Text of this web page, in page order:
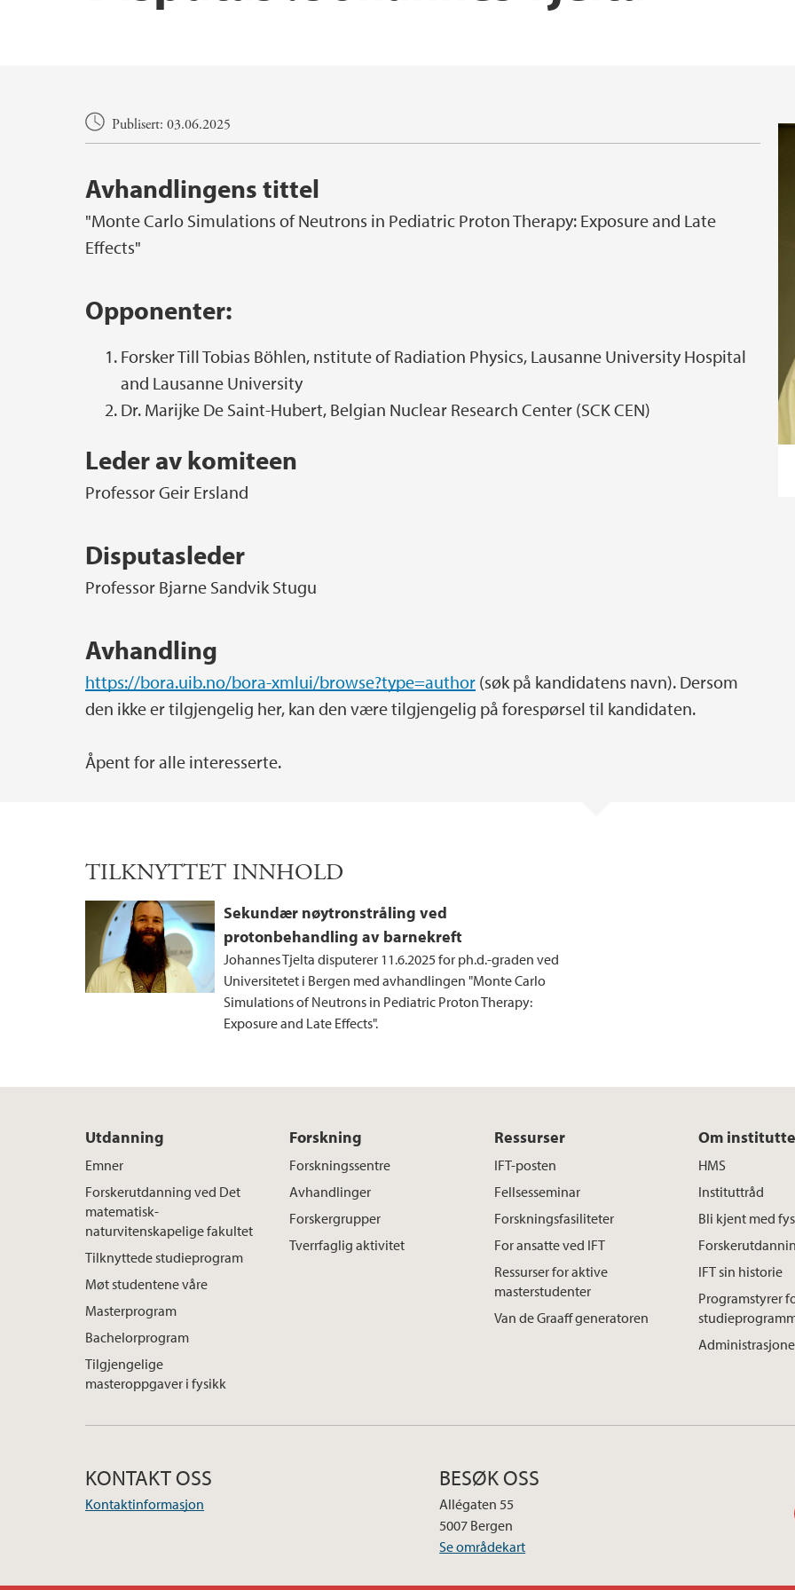
HovedinnholdPublisert: 03.06.2025
Avhandlingens tittel
"Monte Carlo Simulations of Neutrons in Pediatric Proton Therapy: Exposure and Late
Effects"
Opponenter:
Forsker Till Tobias Böhlen, nstitute of Radiation Physics, Lausanne University Hospital
and Lausanne University
Dr. Marijke De Saint-Hubert, Belgian Nuclear Research Center (SCK CEN)
Leder av komiteen
Professor Geir Ersland
Disputasleder
Professor Bjarne Sandvik Stugu
Avhandling
https://bora.uib.no/bora-xmlui/browse?type=author (søk på kandidatens navn). Dersom
den ikke er tilgjengelig her, kan den være tilgjengelig på forespørsel til kandidaten.
Åpent for alle interesserte.
TILKNYTTET INNHOLD
Sekundær nøytronstråling ved
protonbehandling av barnekreft
Johannes Tjelta disputerer 11.6.2025 for ph.d.-graden ved
Universitetet i Bergen med avhandlingen "Monte Carlo
Simulations of Neutrons in Pediatric Proton Therapy:
Exposure and Late Effects".
Utdanning
Emner
Forskerutdanning ved Det
matematisk-
naturvitenskapelige fakultet
Tilknyttede studieprogram
Møt studentene våre
Masterprogram
Bachelorprogram
Tilgjengelige
masteroppgaver i fysikk
Forskning
Forskningssentre
Avhandlinger
Forskergrupper
Tverrfaglig aktivitet
Ressurser
IFT-posten
Fellsesseminar
Forskningsfasiliteter
For ansatte ved IFT
Ressurser for aktive
masterstudenter
Van de Graaff generatoren
Om
HMS
Instituttråd
Bli kjent med
IFT sin historie
Programstyrer
KONTAKT OSS
Kontaktinformasjon
BESØK OSS
Allégaten 55
5007 Bergen
Se områdekart